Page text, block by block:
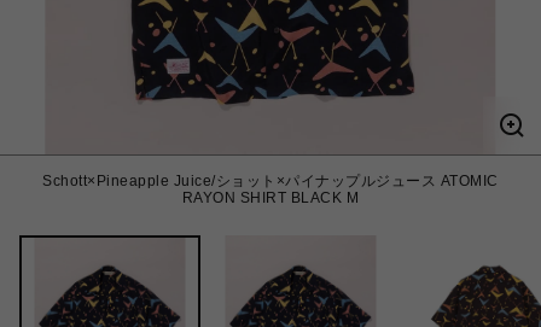
Schott×Pineapple Juice/ショット×パイナップルジュース ATOMIC
RAYON SHIRT BLACK M